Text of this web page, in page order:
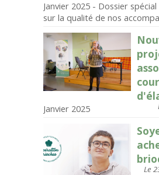
Janvier 2025 - Dossier spécial
sur la qualité de nos
Janvier 2025
Le